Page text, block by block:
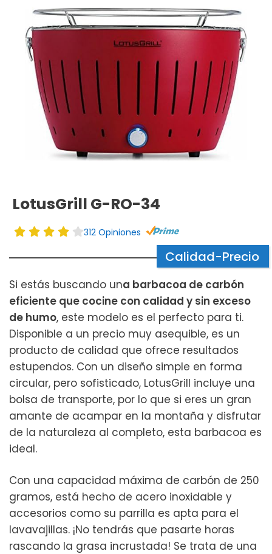
LotusGrill G-RO-34
312 Opiniones
Calidad-Precio
Si estás buscando una barbacoa de carbón
eficiente que cocine con calidad y sin exceso
de humo, este modelo es el perfecto para ti.
Disponible a un precio muy asequible, es un
producto de calidad que ofrece resultados
estupendos. Con un diseño simple en forma
circular, pero sofisticado, LotusGrill incluye una
bolsa de transporte, por lo que si eres un gran
amante de acampar en la montaña y disfrutar
de la naturaleza al completo, esta barbacoa es
ideal.
Con una capacidad máxima de carbón de 250
gramos, está hecho de acero inoxidable y
accesorios como su parrilla es apta para el
lavavajillas. ¡No tendrás que pasarte horas
rascando la grasa incrustada! Se trata de una